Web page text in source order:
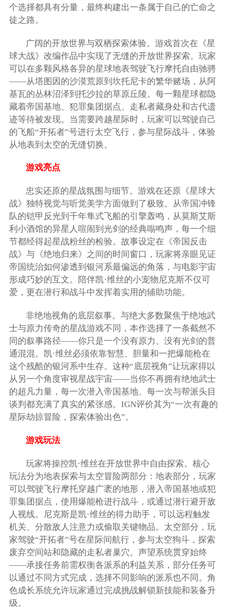
个选择都具有分量，最终构建出一条属于自己的亡命之
徒之路。
广阔的开放世界与双栖探索体验。游戏首次在《星
球大战》改编作品中实现了无缝的开放世界探索。玩家
可以在多颗风格各异的星球地表驾驶飞行摩托自由驰骋
——从塔图因的沙漠荒原到坎托尼卡的繁华赌场，从阿
基瓦的丛林沼泽到托沙拉的草原丘陵。每一颗星球都隐
藏着帝国基地、犯罪集团据点、走私者藏身处和古代遗
迹等待被发现。当需要跨越星际时，玩家可以驾驶自己
的飞船“开拓者”号进行太空飞行，参与星际战斗，体验
从地表到太空的无缝切换。
游戏亮点
忠实还原的星战氛围与细节。游戏在还原《星球大
战》独特视觉与听觉美学方面做到了极致。从帝国冲锋
队的铠甲反光到千年隼式飞船的引擎轰鸣，从莫斯艾斯
利小酒馆的异星人喧闹到光剑的经典嗡鸣声，每一个细
节都经得起星战粉丝的检验。故事设定在《帝国反击
战》与《绝地归来》之间的时间窗口，玩家将亲眼见证
帝国统治如何渗透到银河系最偏远的角落，与电影宇宙
形成巧妙的互文。陪伴凯·维丝的小宠物尼克斯不仅可
爱，更在潜行和战斗中发挥着实用的辅助功能。
非绝地视角的底层叙事。与绝大多数聚焦于绝地武
士与原力传奇的星战游戏不同，本作选择了一条截然不
同的叙事路径——你只是一个没有原力、没有光剑的普
通混混。凯·维丝必须依靠智慧、胆量和一把爆能枪在
这个残酷的银河系中生存。这种“底层视角”让玩家得以
从另一个角度审视星战宇宙——当你不再拥有绝地武士
的超凡力量，每一次潜入帝国基地、每一次与帮派头目
谈判都充满了真实的紧张感。IGN评价其为“一次有趣的
星际劫掠冒险，探索体验出色”。
游戏玩法
玩家将操控凯·维丝在开放世界中自由探索。核心
玩法分为地表探索与太空冒险两部分：地表部分，玩家
可以驾驶飞行摩托穿越广袤的地形，潜入帝国基地或犯
罪集团据点，使用爆能枪进行战斗，或通过潜行避开敌
人视线。尼克斯是凯·维丝的得力助手，可以远程触发
机关、分散敌人注意力或偷取关键物品。太空部分，玩
家驾驶“开拓者”号在星际间航行，参与太空狗斗，探索
废弃空间站和隐藏的走私者巢穴。声望系统贯穿始终
——承接任务前需权衡各派系的利益关系，部分任务可
以通过不同方式完成，选择不同影响的派系也不同。角
色成长系统允许玩家通过完成挑战解锁新技能和装备升
级。